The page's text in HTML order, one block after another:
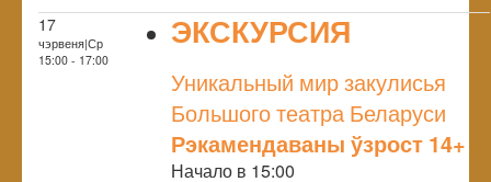
17
чэрвеня|Ср
15:00 - 17:00
ЭКСКУРСИЯ
Уникальный мир закулисья
Большого театра Беларуси
Рэкамендаваны ўзрост 14+
Начало в 15:00